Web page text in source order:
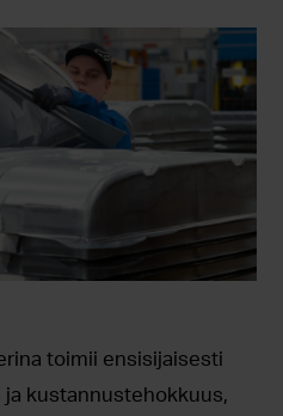
toimii ensisijaisesti
kustannustehokkuus,